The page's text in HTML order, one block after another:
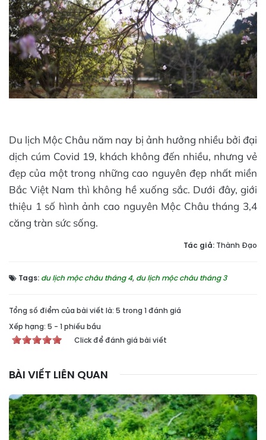
Du lịch Mộc Châu năm nay bị ảnh hưởng nhiều bởi đại
dịch cúm Covid 19, khách không đến nhiều, nhưng vẻ
đẹp của một trong những cao nguyên đẹp nhất miền
Bắc Việt Nam thì không hề xuống sắc. Dưới đây, giới
thiệu 1 số hình ảnh cao nguyên Mộc Châu tháng 3,4
căng tràn sức sống.
Tác giả: Thành Đạo
Tags: du lịch mộc châu tháng 4, du lịch mộc châu tháng 3
Tổng số điểm của bài viết là: 5 trong 1 đánh giá
Xếp hạng: 5 - 1 phiếu bầu
Click để đánh giá bài viết
BÀI VIẾT LIÊN QUAN